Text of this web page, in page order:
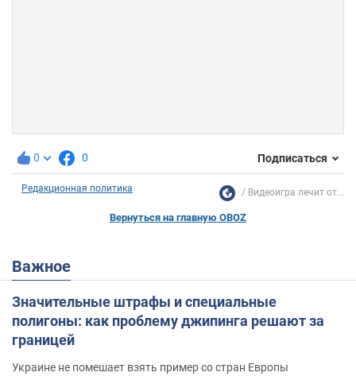
0 0 Подписаться
Редакционная политика Видеоигра лечит от...
Вернуться на главную OBOZ
Важное
Значительные штрафы и специальные
полигоны: как проблему джипинга решают за
границей
Украине не помешает взять пример со стран Европы